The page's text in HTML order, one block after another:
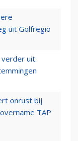
uit Golfregio
uit:
onrust bij
TAP